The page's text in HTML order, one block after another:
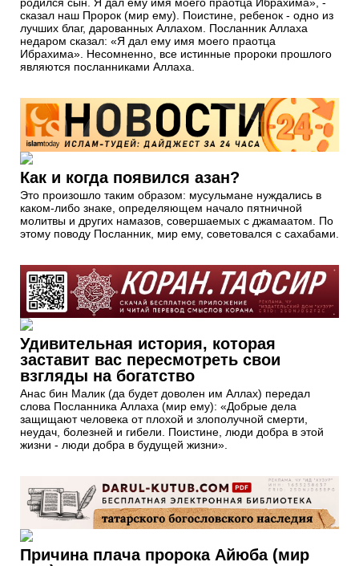
родился сын. Я дал ему имя моего праотца Ибрахима», -
сказал наш Пророк (мир ему). Поистине, ребенок - одно из
лучших благ, дарованных Аллахом. Посланник Аллаха
недаром сказал: «Я дал ему имя моего праотца
Ибрахима». Несомненно, все истинные пророки прошлого
являются посланниками Аллаха.
Как и когда появился азан?
Это произошло таким образом: мусульмане нуждались в
каком-либо знаке, определяющем начало пятничной
молитвы и других намазов, совершаемых с джамаатом. По
этому поводу Посланник, мир ему, советовался с сахабами.
Удивительная история, которая
заставит вас пересмотреть свои
взгляды на богатство
Анас бин Малик (да будет доволен им Аллах) передал
слова Посланника Аллаха (мир ему): «Добрые дела
защищают человека от плохой и злополучной смерти,
неудач, болезней и гибели. Поистине, люди добра в этой
жизни - люди добра в будущей жизни».
Причина плача пророка Айюба (мир